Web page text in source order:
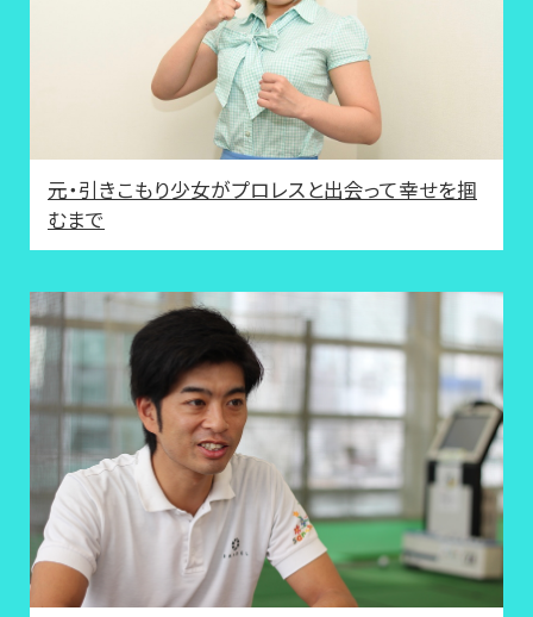
元・引きこもり少女がプロレスと出会って幸せを掴
むまで